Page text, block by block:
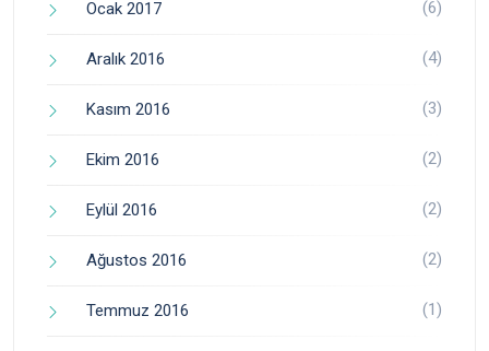
Ocak 2017 (6)
Aralık 2016 (4)
Kasım 2016 (3)
Ekim 2016 (2)
Eylül 2016 (2)
Ağustos 2016 (2)
Temmuz 2016 (1)